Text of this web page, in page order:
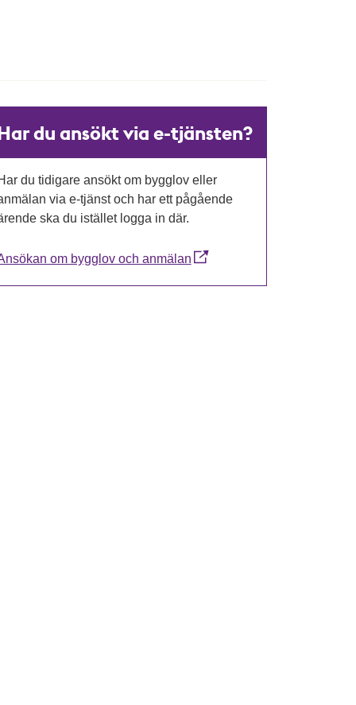
du ansökt via e-tjänsten?
du tidigare ansökt om bygglov eller
via e-tjänst och har ett pågående
ska du istället logga in där.
om bygglov och anmälan